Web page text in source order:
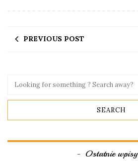
PREVIOUS POST
Ostatnie wpisy